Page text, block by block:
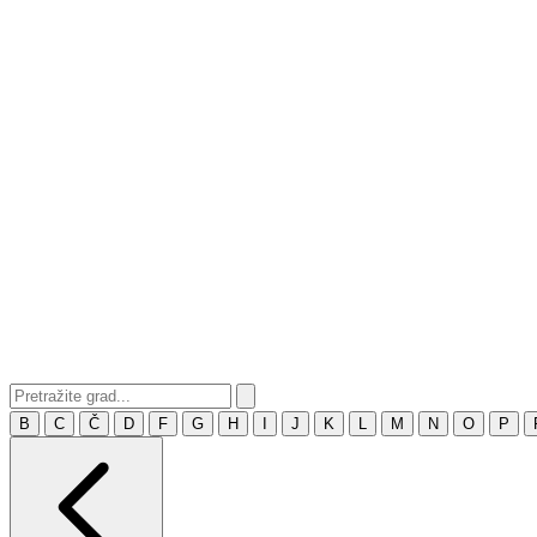
B C Č D F G H J K M N O P